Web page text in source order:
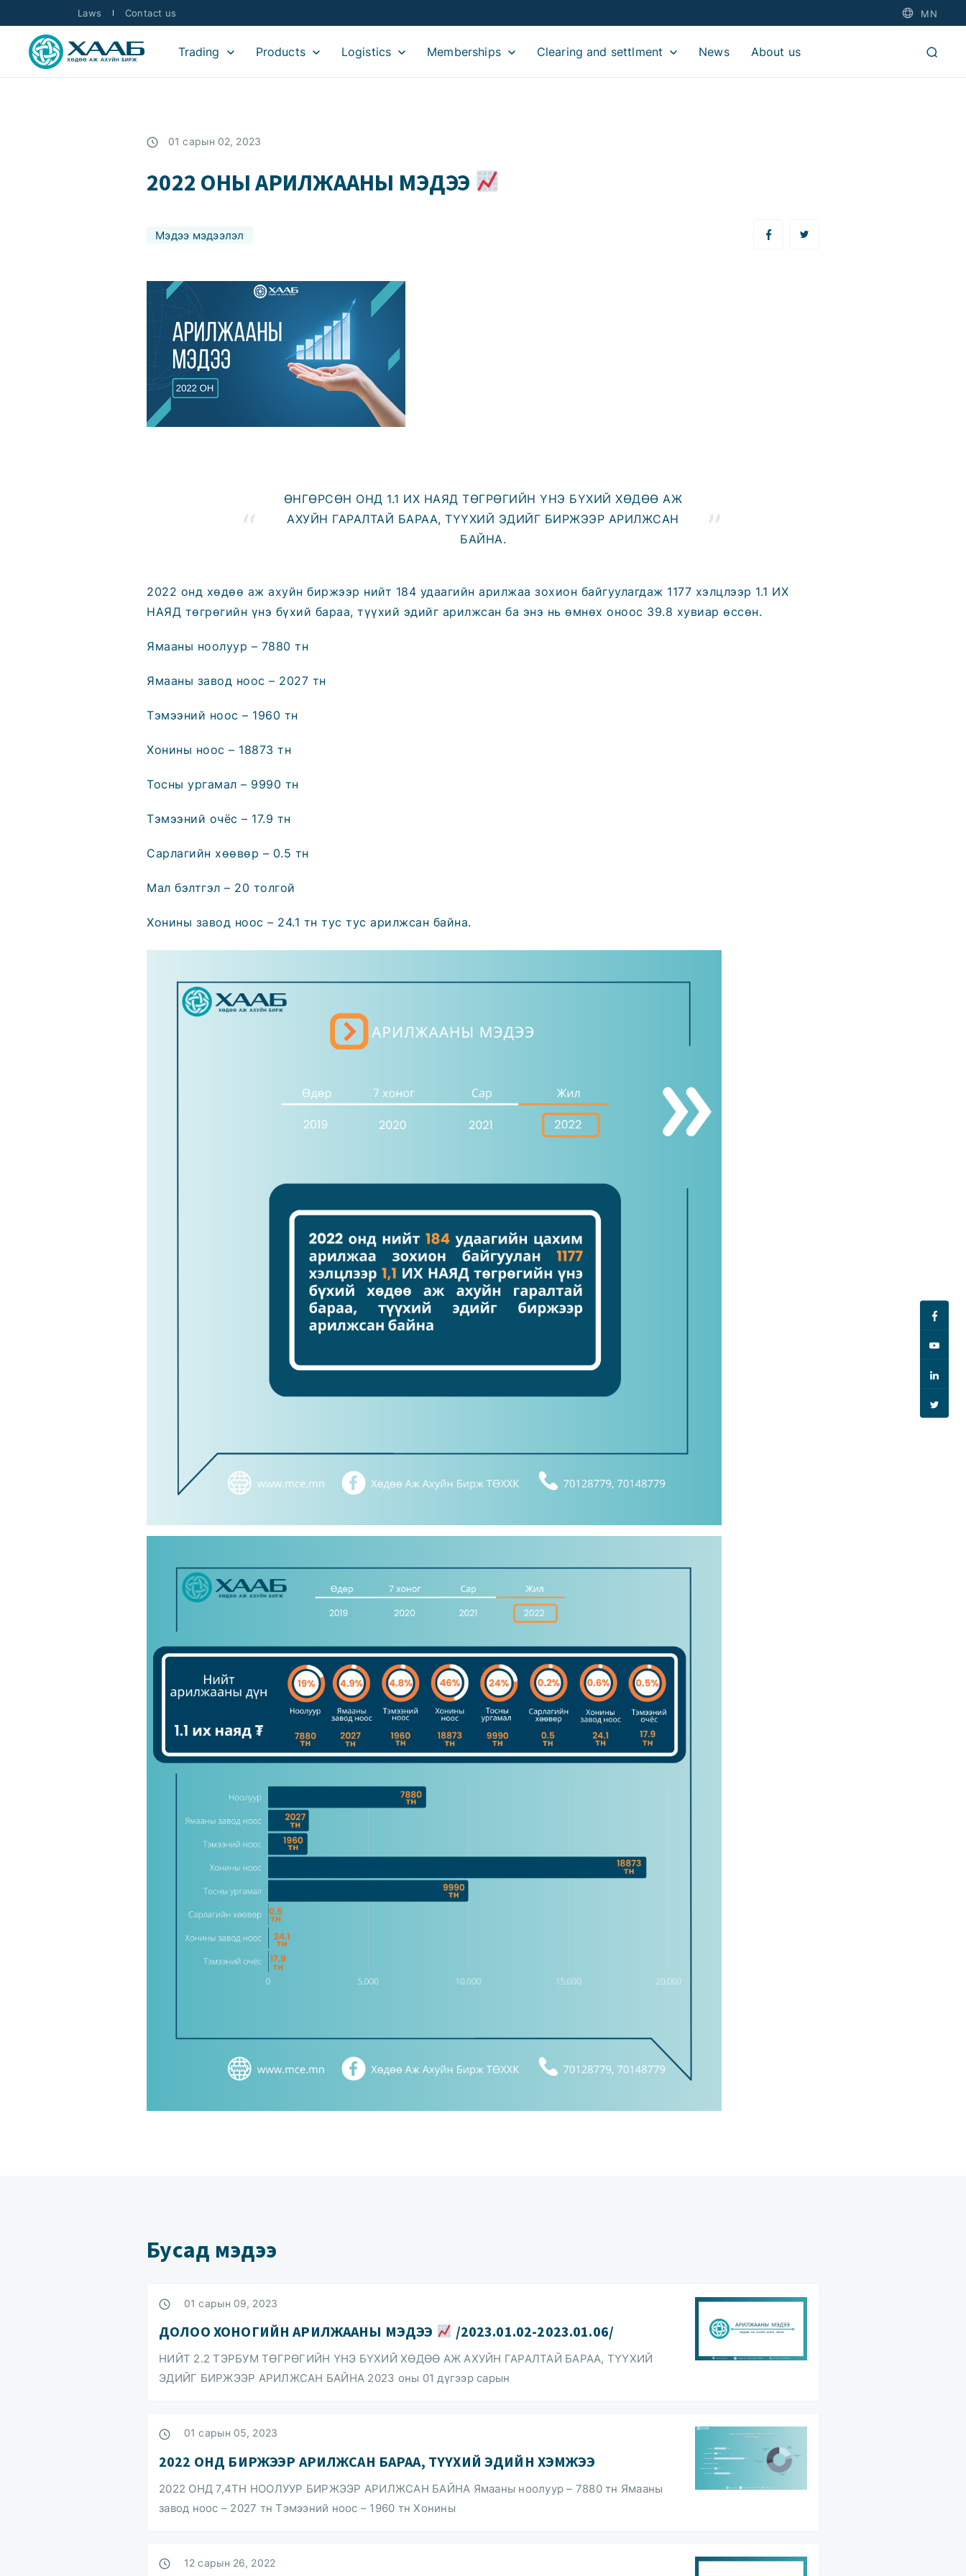
Laws Contact us MN
Trading Products Logistics Memberships Clearing and settlment News About us
01 сарын 02, 2023
2022 ОНЫ АРИЛЖААНЫ МЭДЭЭ
Мэдээ мэдээлэл
ӨНГӨРСӨН ОНД 1.1 ИХ НАЯД ТӨГРӨГИЙН ҮНЭ БҮХИЙ ХӨДӨӨ АЖ
АХУЙН ГАРАЛТАЙ БАРАА, ТҮҮХИЙ ЭДИЙГ БИРЖЭЭР АРИЛЖСАН
БАЙНА.
2022 онд хөдөө аж ахуйн биржээр нийт 184 удаагийн арилжаа зохион байгуулагдаж 1177 хэлцлээр 1.1 ИХ
НАЯД төгрөгийн үнэ бүхий бараа, түүхий эдийг арилжсан ба энэ нь өмнөх оноос 39.8 хувиар өссөн.
Ямааны ноолуур – 7880 тн
Ямааны завод ноос – 2027 тн
Тэмээний ноос – 1960 тн
Хонины ноос – 18873 тн
Тосны ургамал – 9990 тн
Тэмээний очёс – 17.9 тн
Сарлагийн хөөвөр – 0.5 тн
Мал бэлтгэл – 20 толгой
Хонины завод ноос – 24.1 тн тус тус арилжсан байна.
Бусад мэдээ
01 сарын 09, 2023
ДОЛОО ХОНОГИЙН АРИЛЖААНЫ МЭДЭЭ /2023.01.02-2023.01.06/
НИЙТ 2.2 ТЭРБУМ ТӨГРӨГИЙН ҮНЭ БҮХИЙ ХӨДӨӨ АЖ АХУЙН ГАРАЛТАЙ БАРАА, ТҮҮХИЙ
ЭДИЙГ БИРЖЭЭР АРИЛЖСАН БАЙНА 2023 оны 01 дүгээр сарын
01 сарын 05, 2023
2022 ОНД БИРЖЭЭР АРИЛЖСАН БАРАА, ТҮҮХИЙ ЭДИЙН ХЭМЖЭЭ
2022 ОНД 7,4ТН НООЛУУР БИРЖЭЭР АРИЛЖСАН БАЙНА Ямааны ноолуур – 7880 тн Ямааны
завод ноос – 2027 тн Тэмээний ноос – 1960 тн Хонины
12 сарын 26, 2022